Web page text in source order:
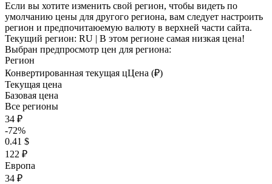
Если вы хотите изменить свой регион, чтобы видеть по
умолчанию цены для другого региона, вам следует настроить
регион и предпочитаюемую валюту в верхней части сайта.
Текущий регион: RU | В этом регионе самая низкая цена!
Выбран предпросмотр цен для региона:
Регион
Конвертированная текущая цЦена (₽)
Текущая цена
Базовая цена
Все регионы
34 ₽
-72%
0.41 $
122 ₽
Европа
34 ₽